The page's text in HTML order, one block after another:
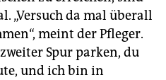
„Versuch da mal überall
meint der Pfleger.
Spur parken, du
und ich bin in